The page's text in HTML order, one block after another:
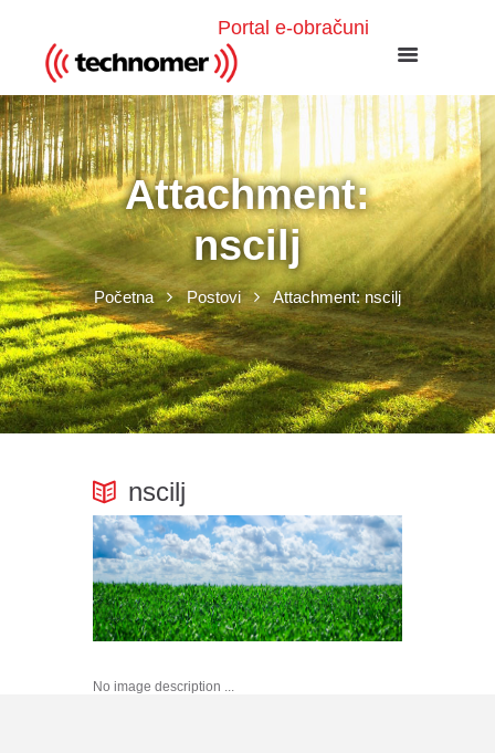
Portal e-obračuni
Attachment:
nscilj
Početna Postovi Attachment: nscilj
nscilj
No image description ...